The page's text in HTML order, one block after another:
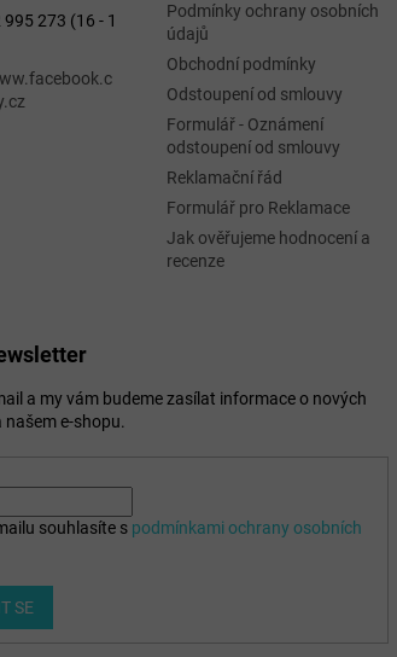
273 (16 - 1
Podmínky ochrany osobních
údajů
Obchodní podmínky
Odstoupení od smlouvy
Formulář - Oznámení
odstoupení od smlouvy
Reklamační řád
Formulář pro Reklamace
Jak ověřujeme hodnocení a
recenze
a my vám budeme zasílat informace o nových
e-shopu.
souhlasíte s podmínkami ochrany osobních
SE